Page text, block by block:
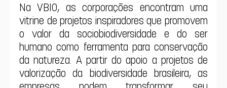
Na VBIO, as corporações encontram uma
vitrine de projetos inspiradores que promovem
o valor da sociobiodiversidade e do ser
humano como ferramenta para conservação
da natureza. A partir do apoio a projetos de
valorização da biodiversidade brasileira, as